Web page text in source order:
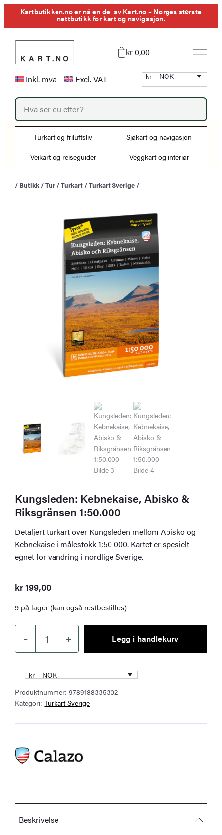
HoppKartbutikken.no er nå en del av Kart.no – Norges største
nettbutikk for kart og navigasjon.
kr 0,00
Inkl. mva Excl. VAT kr – NOK
P
o
d
t
r
Turkart og friluftsliv Sjøkart og navigasjon
Veikart og reiseguider Veggkart og interiør
/ Butikk /Tur /Turkart /Turkart Sverige /
Kungsleden: Kebnekaise, Abisko &
Riksgränsen 1:50.000
Detaljert turkart over Kungsleden mellom Abisko og
Kebnekaise i målestokk 1:50 000. Kartet er spesielt
egnet for vandring i nordlige Sverige.
kr199,00
9 på lager (kan også restbestilles)
–
Kungsleden:
Kebnekaise,
Abisko
Riksgränsen
1:50.000
+ Legg i handlekurv
kr – NOK
Produktnummer:9789188335302
Kategori:Turkart Sverige
Beskrivelse